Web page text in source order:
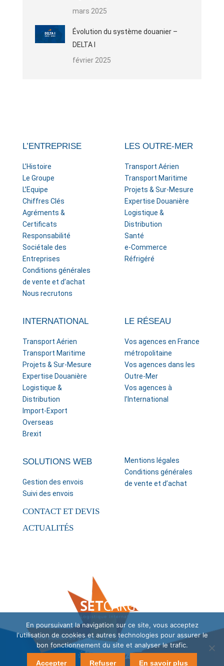
mars 2025
Évolution du système douanier –
DELTA I
février 2025
L’ENTREPRISE
L’Histoire
Le Groupe
L’Equipe
Chiffres Clés
Agréments &
Certificats
Responsabilité
Sociétale des
Entreprises
Conditions générales
de vente et d’achat
Nous recrutons
LES OUTRE-MER
Transport Aérien
Transport Maritime
Projets & Sur-Mesure
Expertise Douanière
Logistique &
Distribution
Santé
e-Commerce
Réfrigéré
INTERNATIONAL
Transport Aérien
Transport Maritime
Projets & Sur-Mesure
Expertise Douanière
Logistique &
Distribution
Import-Export
Overseas
Brexit
LE RÉSEAU
Vos agences en France
métropolitaine
Vos agences dans les
Outre-Mer
Vos agences à
l’International
SOLUTIONS WEB
Gestion des envois
Suivi des envois
CONTACT ET DEVIS
ACTUALITÉS
Mentions légales
Conditions générales
de vente et d’achat
Une société du groupeTEMPO ONE. Mentions légales
En poursuivant la navigation sur ce site, vous acceptez
l'utilisation de cookies et autres technologies pour assurer le
bon fonctionnement du site et analyser le trafic.
Accepter Refuser En savoir plus